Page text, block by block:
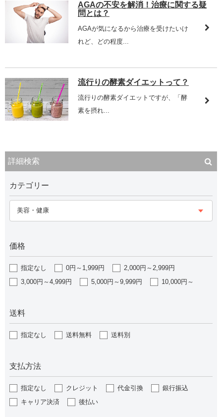
AGAの不安を解消！治療に関する疑
問とは？
AGAが気になるから治療を受けたいけ
れど、どの程度...
流行りの酵素ダイエットって？
流行りの酵素ダイエットですが、「酵
素を摂れ...
詳細検索
カテゴリー
美容・健康
価格
指定なし 0円～1,999円
2,000円～2,999円
3,000円～4,999円
5,000円～9,999円 10,000円～
送料
指定なし 送料無料 送料別
支払方法
指定なし クレジット 代金引換
銀行振込
キャリア決済
後払い